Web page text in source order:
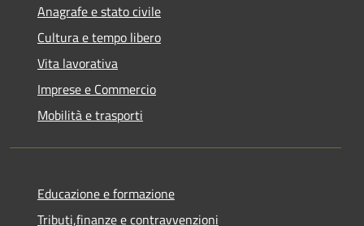
Anagrafe e stato civile
Cultura e tempo libero
Vita lavorativa
Imprese e Commercio
Mobilità e trasporti
Educazione e formazione
Tributi,finanze e contravvenzioni